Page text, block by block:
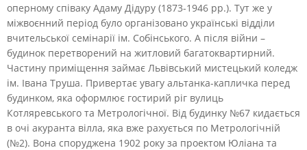
оперному співаку Адаму Дідуру (1873-1946 рр.). Тут же у
міжвоєнний період було організовано українські відділи
вчительської семінарії ім. Собінського. А після війни –
будинок перетворений на житловий багатоквартирний.
Частину приміщення займає Львівський мистецький коледж
ім. Івана Труша. Привертає увагу альтанка-капличка перед
будинком, яка оформлює гостирий ріг вулиць
Котляревського та Метрологічної. Від будинку №67 кидається
в очі акуранта вілла, яка вже рахується по Метрологічній
(№2). Вона споруджена 1902 року за проектом Юліана та